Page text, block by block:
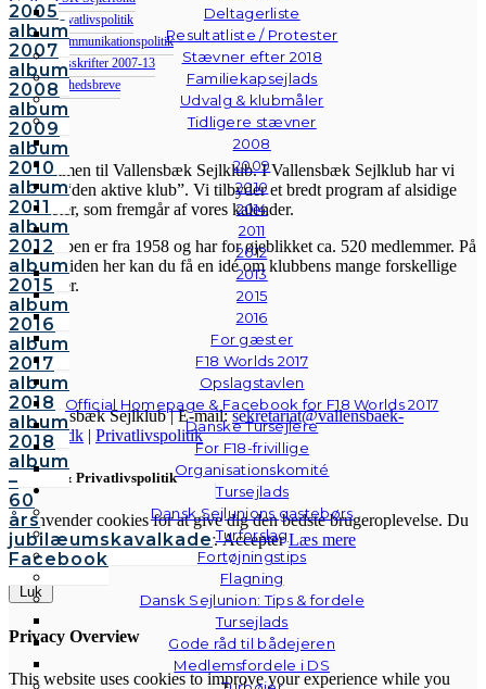
Deltagerliste
Resultatliste / Protester
Stævner efter 2018
Familiekapsejlads
Udvalg & klubmåler
Tidligere stævner
2008
2009
2010
2014
2011
2012
2013
2015
2016
For gæster
F18 Worlds 2017
Opslagstavlen
Official Homepage & Facebook for F18 Worlds 2017
Danske Tursejlere
For F18-frivillige
Organisationskomité
Tursejlads
Dansk Sejlunions gastebørs
Turforslag
Fortøjningstips
Flagning
Dansk Sejlunion: Tips & fordele
Tursejlads
Gode råd til bådejeren
Medlemsfordele i DS
Galleri
Andre
fotos
2005
album
2007
album
2008
album
2009
album
2010
album
2011
album
2012
album
2015
album
2016
album
2017
album
2018
album
2018
album
–
60
års
jubilæumskavalkade
Facebook
Privatlivspolitik
Kommunikationspolitik
Årsskrifter 2007-13
Nyhedsbreve
VSK
Velkommen til Vallensbæk Sejlklub. I Vallensbæk Sejlklub har vi
mottoet “den aktive klub”. Vi tilbyder et bredt program af alsidige
aktiviteter, som fremgår af vores kalender.
Sejlklubben er fra 1958 og har for øjeblikket ca. 520 medlemmer. På
hjemmesiden her kan du få en idé om klubbens mange forskellige
aktiviteter.
© Vallensbæk Sejlklub | E-mail:sekretariat@vallensbaek-
sejlklub.dk | Privatlivspolitik
Cookies & Privatlivspolitik
Vi anvender cookies for at give dig den bedste brugeroplevelse. Du
kan læse mere om cookies her.Accepter Læs mere
Luk
Privacy Overview
This website uses cookies to improve your experience while you